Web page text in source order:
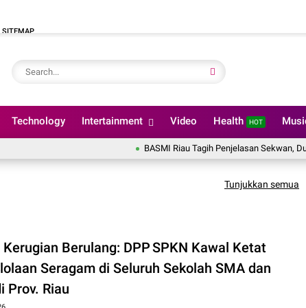
SITEMAP
Technology Intertainment Video Health HOT
BASMI Riau Tagih Penjelasan Sekwan, Dugaan
Tunjukkan semua
Kerugian Berulang: DPP SPKN Kawal Ketat
Seragam di Seluruh Sekolah SMA dan
Prov. Riau